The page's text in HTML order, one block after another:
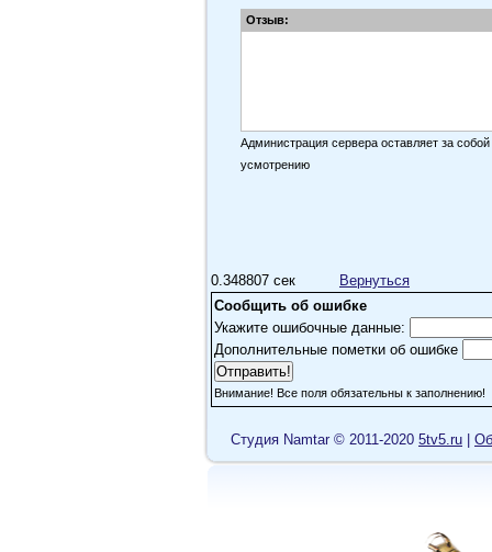
Отзыв:
Администрация сервера оставляет за
усмотрению
0.348807 сек
Вернуться
Сообщить об ошибке
Укажите ошибочные данные:
Дополнительные пометки об ошибке
Внимание! Все поля обязательны к заполнению!
Cтудия Namtar © 2011-2020 5tv5.ru